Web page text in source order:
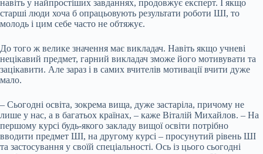
навіть у найпростіших завданнях, продовжує експерт. І якщо
старші люди хоча б опрацьовують результати роботи ШІ, то
молодь і цим себе часто не обтяжує.
До того ж велике значення має викладач. Навіть якщо учневі
нецікавий предмет, гарний викладач зможе його мотивувати та
зацікавити. Але зараз і в самих вчителів мотивації вчити дуже
мало.
– Сьогодні освіта, зокрема вища, дуже застаріла, причому не
лише у нас, а в багатьох країнах, – каже Віталій Михайлов. – На
першому курсі будь-якого закладу вищої освіти потрібно
вводити предмет ШІ, на другому курсі – просунутий рівень ШІ
та застосування у своїй спеціальності. Ось із цього сьогодні